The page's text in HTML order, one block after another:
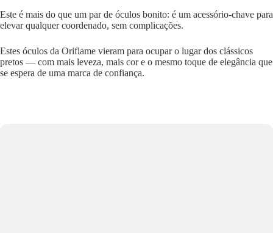
Este é mais do que um par de óculos bonito: é um acessório-chave para
elevar qualquer coordenado, sem complicações.
Estes óculos da Oriflame vieram para ocupar o lugar dos clássicos
pretos — com mais leveza, mais cor e o mesmo toque de elegância que
se espera de uma marca de confiança.